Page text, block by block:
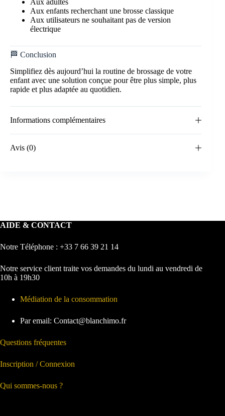
Aux adultes
Aux enfants recherchant une brosse classique
Aux utilisateurs ne souhaitant pas de version
électrique
🏁 Conclusion
Simplifiez dès aujourd’hui la routine de brossage de votre
enfant avec une solution conçue pour être plus simple, plus
rapide et plus adaptée au quotidien.
Informations complémentaires
Avis (0)
AIDE & CONTACT
Notre Téléphone : +33 7 66 39 21 14
Notre service client traite vos demandes du lundi au vendredi de
10h à 19h30
Médiation de la consommation
Par email: Contact@blanchimo.fr
Questions fréquentes
Inscription / Connexion
Qui sommes-nous ?